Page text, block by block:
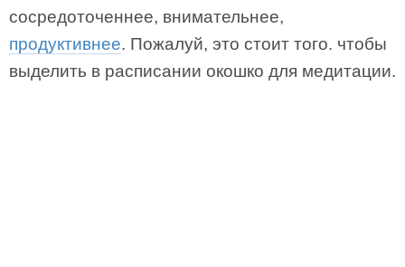
сосредоточеннее, внимательнее,
продуктивнее. Пожалуй, это стоит того. чтобы
выделить в расписании окошко для медитации.